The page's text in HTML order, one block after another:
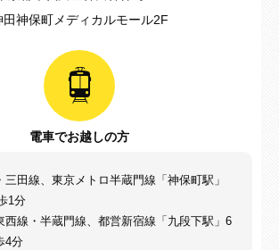
田神保町メディカルモール2F
電車でお越しの方
三田線、東京メトロ半蔵門線「神保町駅」
1分
西線・半蔵門線、都営新宿線「九段下駅」6
4分